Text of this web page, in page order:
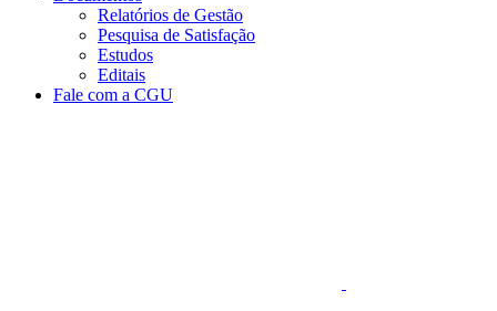
Relatórios de Gestão
Pesquisa de Satisfação
Estudos
Editais
Fale com a CGU